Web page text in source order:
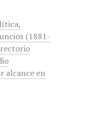
(1881-
alcance en